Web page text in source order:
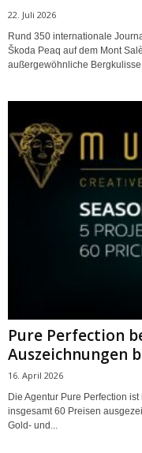
22. Juli 2026
Rund 350 internationale
Škoda Peaq auf dem Mont
außergewöhnliche Bergkulisse
Pure Perfection
Auszeichnungen
16. April 2026
Die Agentur Pure Perfection
insgesamt 60 Preisen
Gold- und...